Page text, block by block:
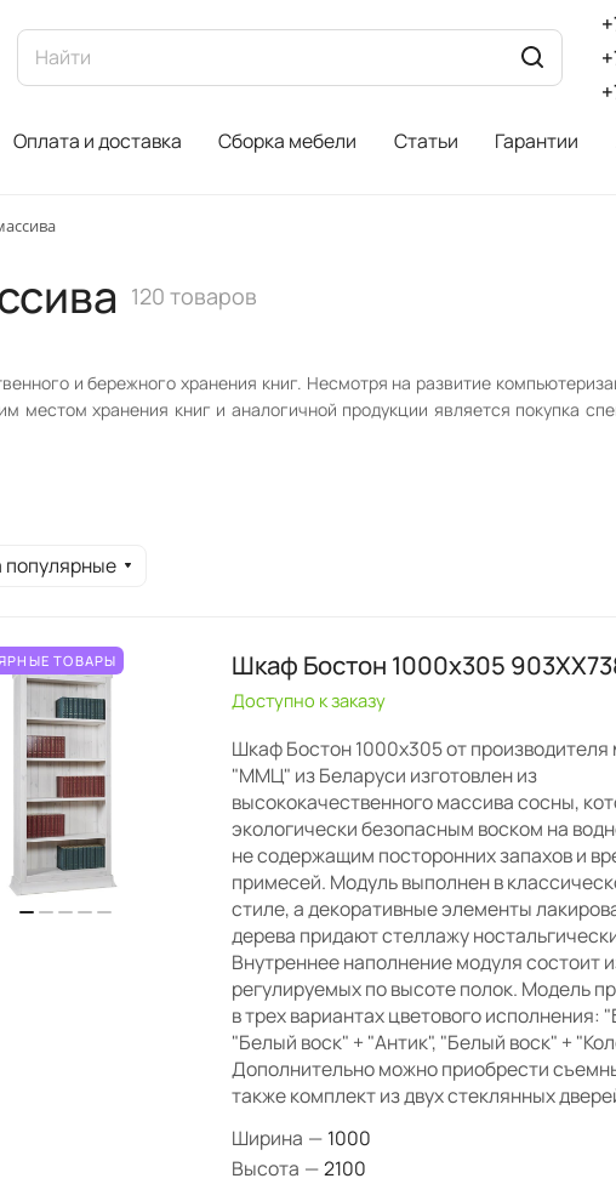
Оплата и доставка Сборка мебели Статьи Гарантии
120 товаров
и бережного хранения книг. Несмотря на развитие
местом хранения книг и аналогичной продукции является покупка
популярные
ТОВАРЫ Шкаф Бостон 1000x305
Доступно к заказу
Шкаф Бостон 1000х305 от производителя
"ММЦ" из Беларуси изготовлен из
высококачественного массива сосны,
экологически безопасным воском на
не содержащим посторонних запахов и
примесей. Модуль выполнен в
стиле, а декоративные элементы
дерева придают стеллажу
Внутреннее наполнение модуля состоит
регулируемых по высоте полок. Модель
в трех вариантах цветового исполнения:
"Белый воск" + "Антик", "Белый воск" +
Дополнительно можно приобрести
также комплект из двух стеклянных
Ширина — 1000
Высота —2100